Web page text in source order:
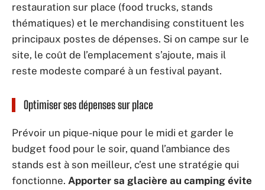
restauration sur place (food trucks, stands
thématiques) et le merchandising constituent les
principaux postes de dépenses. Si on campe sur le
site, le coût de l’emplacement s’ajoute, mais il
reste modeste comparé à un festival payant.
Optimiser ses dépenses sur place
Prévoir un pique-nique pour le midi et garder le
budget food pour le soir, quand l’ambiance des
stands est à son meilleur, c’est une stratégie qui
fonctionne. Apporter sa glacière au camping évite